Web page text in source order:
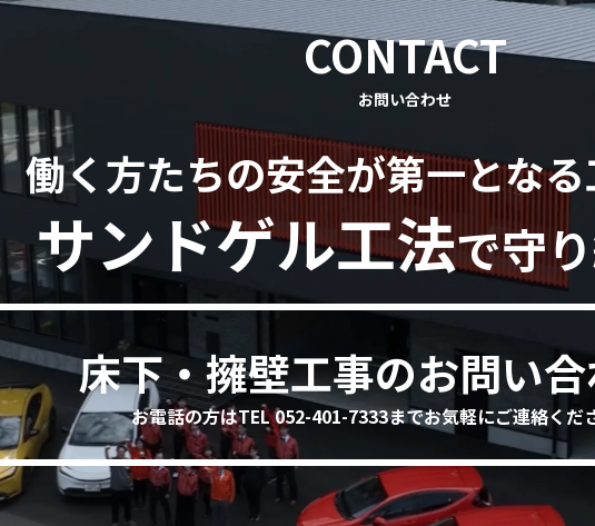
CONTACT
お問い合わせ
働く方たちの安全が第一とな
サンドゲル工法で守
床下・擁壁工事のお問い
お電話の方はTEL 052-401-7333までお気軽にご連絡くだ